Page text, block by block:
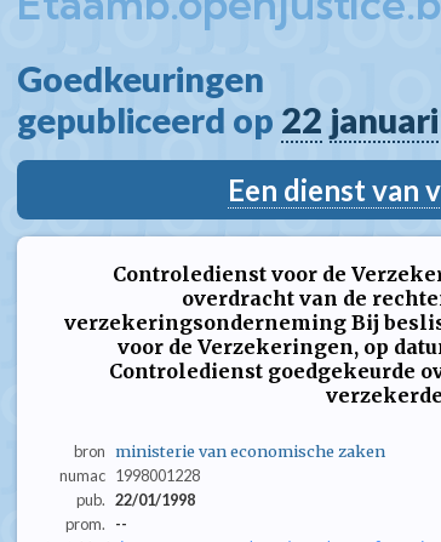
Goedkeuringen
gepubliceerd op 22 januari
Een dienst van
Controledienst voor de
overdracht van de
verzekeringsonderneming Bij
voor de Verzekeringen, op
Controledienst goedgekeurde
bron ministerie van economische zaken
numac 1998001228
pub. 22/01/1998
prom.
--